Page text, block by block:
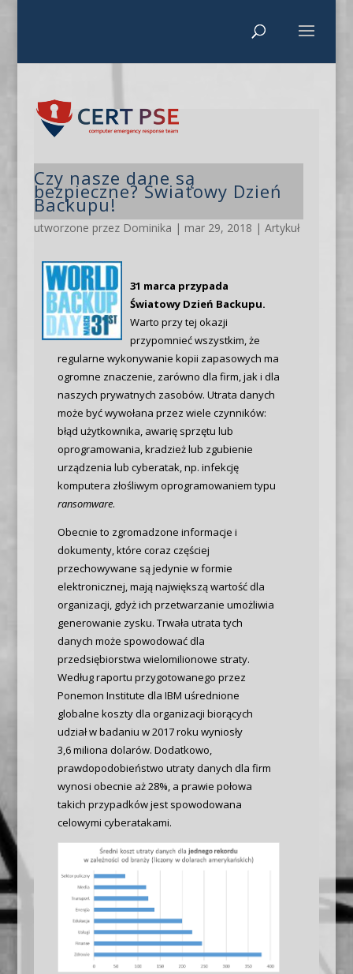
Czy nasze dane są
bezpieczne? Światowy Dzień
Backupu!
utworzone przez Dominika | mar 29, 2018 | Artykuł
31 marca przypada
Światowy Dzień Backupu.
Warto przy tej okazji
przypomnieć wszystkim, że
regularne wykonywanie kopii zapasowych ma
ogromne znaczenie, zarówno dla firm, jak i dla
naszych prywatnych zasobów. Utrata danych
może być wywołana przez wiele czynników:
błąd użytkownika, awarię sprzętu lub
oprogramowania, kradzież lub zgubienie
urządzenia lub cyberatak, np. infekcję
komputera złośliwym oprogramowaniem typu
ransomware.
Obecnie to zgromadzone informacje i
dokumenty, które coraz częściej
przechowywane są jedynie w formie
elektronicznej, mają największą wartość dla
organizacji, gdyż ich przetwarzanie umożliwia
generowanie zysku. Trwała utrata tych
danych może spowodować dla
przedsiębiorstwa wielomilionowe straty.
Według raportu przygotowanego przez
Ponemon Institute dla IBM uśrednione
globalne koszty dla organizacji biorących
udział w badaniu w 2017 roku wyniosły
3,6 miliona dolarów. Dodatkowo,
prawdopodobieństwo utraty danych dla firm
wynosi obecnie aż 28%, a prawie połowa
takich przypadków jest spowodowana
celowymi cyberatakami.